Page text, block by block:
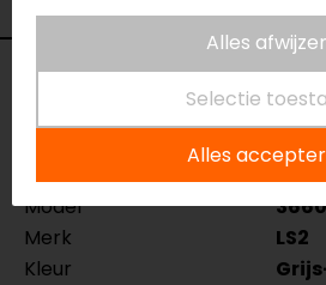
Specificaties
Model
Merk
LS2
Kleur
Alles
Selectie
Alles